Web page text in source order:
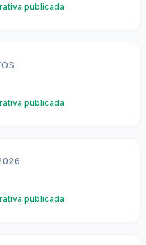
publicada
publicada
publicada